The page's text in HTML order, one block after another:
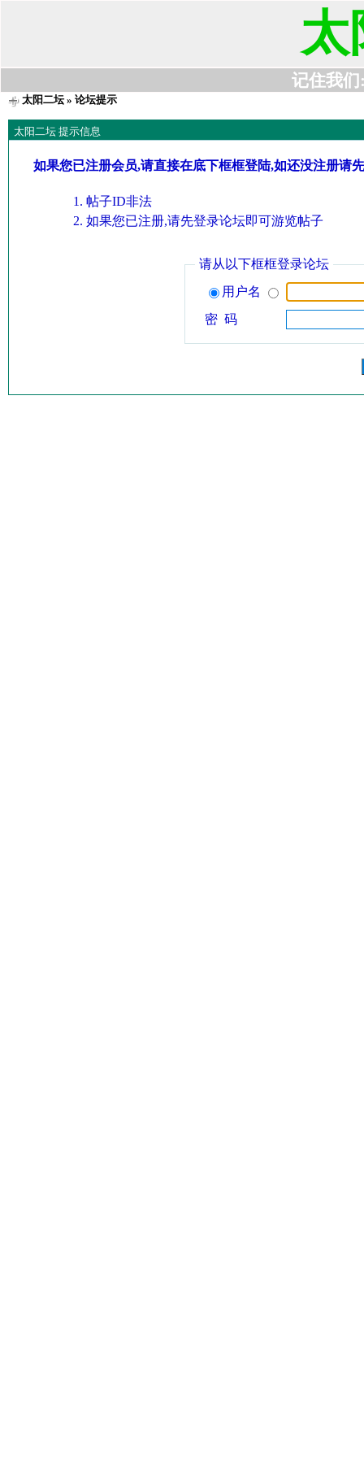
太
记住我们
太阳二坛» 论坛提示
太阳二坛 提示信息
如果您已注册会员,请直接在底下框框登陆,如还没注册请
帖子ID非法
如果您已注册,请先登录论坛即可游览帖子
请从以下框框登录论坛
用户名
密 码